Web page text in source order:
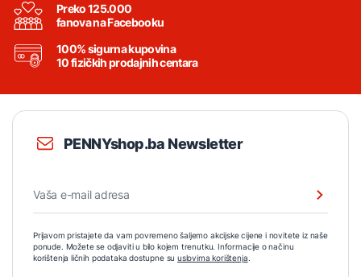
Preko 125.000
fanova na Facebooku
100% sigurna kupovina
10 fizičkih prodajnih centara
PENNYshop.ba Newsletter
Prijavom pristajete da vam povremeno šaljemo akcijske cijene i novitete iz naše
ponude. Možete se odjaviti u bilo kojem trenutku. Informacije o načinu
korištenja ličnih podataka dostupne su uslovima korištenja.